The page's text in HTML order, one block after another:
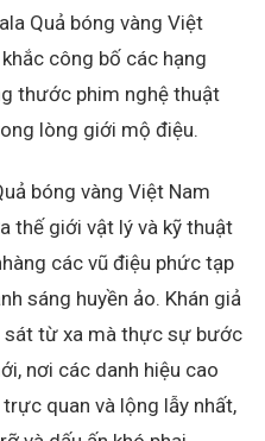
Quả bóng vàng Việt
công bố các hạng
thước phim nghệ thuật
lòng giới mộ điệu.
bóng vàng Việt Nam
thế giới vật lý và kỹ thuật
các vũ điệu phức tạp
sáng huyền ảo. Khán giả
sát từ xa mà thực sự bước
nơi các danh hiệu cao
quan và lộng lẫy nhất,